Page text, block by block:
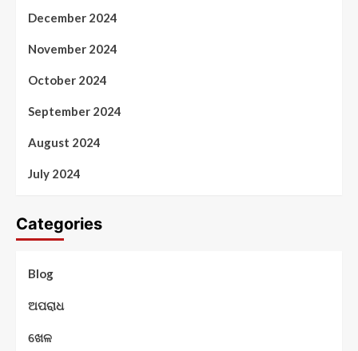
December 2024
November 2024
October 2024
September 2024
August 2024
July 2024
Categories
Blog
ଅପରାଧ
ଖେଳ